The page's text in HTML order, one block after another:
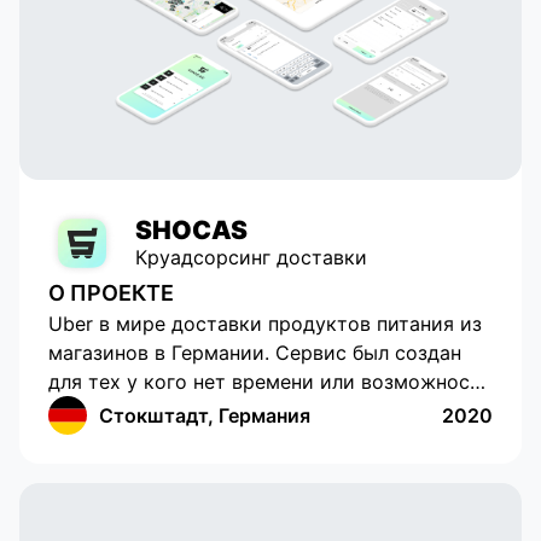
SHOCAS
Круадсорсинг доставки
О ПРОЕКТЕ
Uber в мире доставки продуктов питания из
магазинов в Германии. Сервис был создан
для тех у кого нет времени или возможности
самостоятельно приобрести продукты
питания. Обладает прогрессивным
Стокштадт, Германия 2020